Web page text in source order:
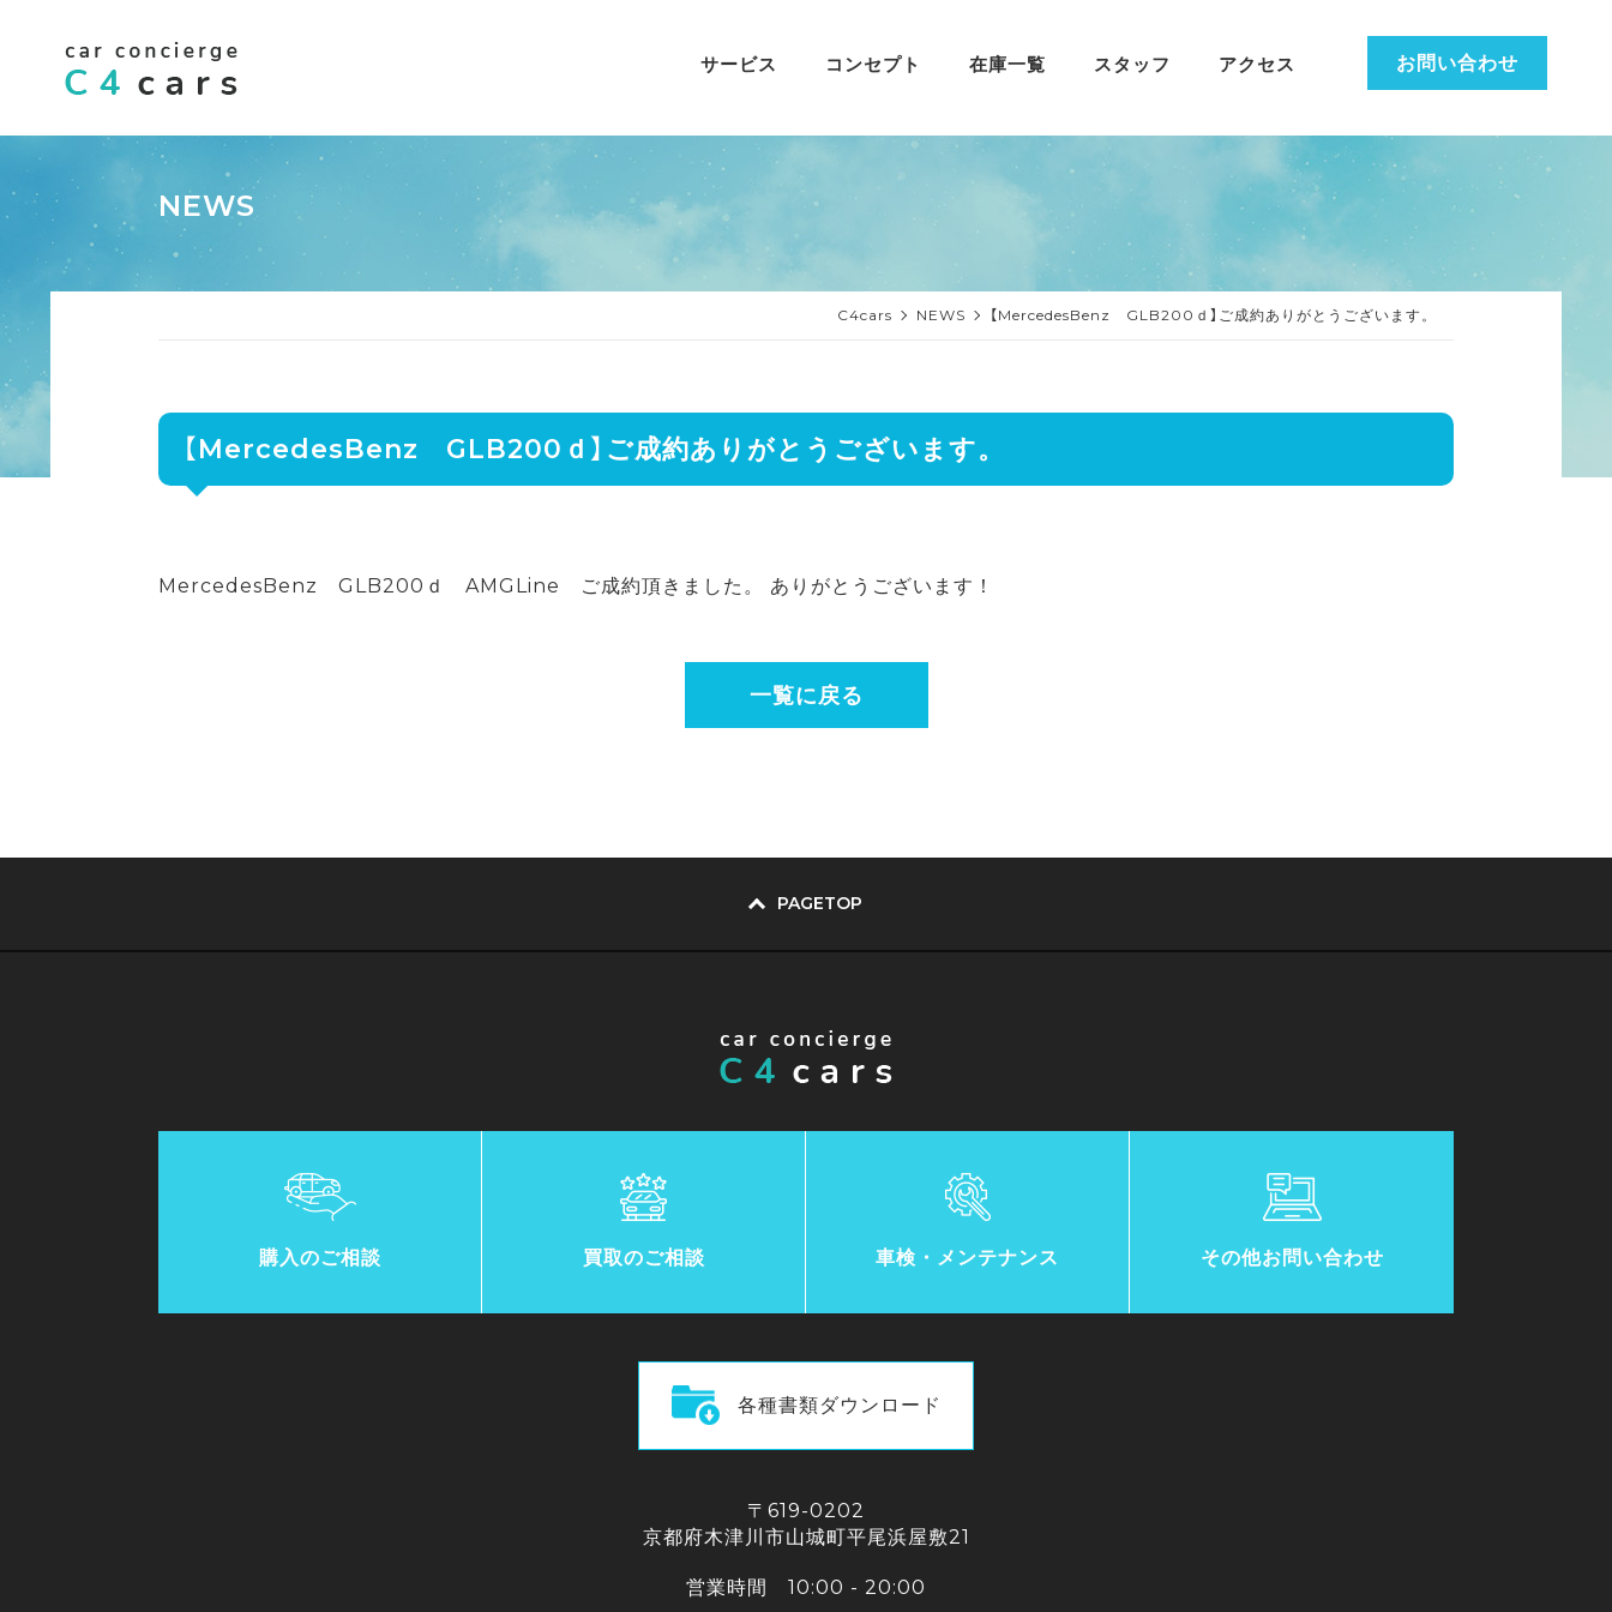
サービス コンセプト 在庫一覧 スタッフ アクセス お問い合わせ
NEWS
C4cars NEWS 【MercedesBenz GLB200ｄ】ご成約ありがとうございます。
【MercedesBenz GLB200ｄ】ご成約ありがとうございます。
MercedesBenz GLB200ｄ AMGLine ご成約頂きました。 ありがとうございます！
一覧に戻る
PAGETOP
購入のご相談 買取のご相談 車検・メンテナンス その他お問い合わせ
各種書類ダウンロード
〒619-0202
京都府木津川市山城町平尾浜屋敷21
営業時間 10:00 - 20:00